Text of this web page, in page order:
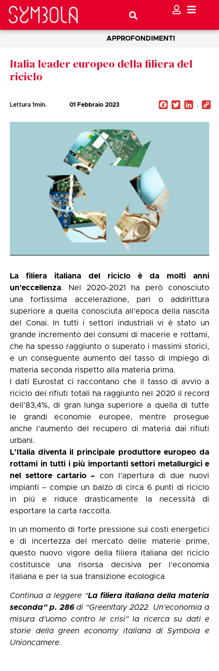
APPROFONDIMENTI
Italia leader europeo della filiera del
riciclo
Lettura 1min. 01 Febbraio 2023 Facebook
Twitter
La filiera italiana del riciclo è da molti anni
un'eccellenza. Nel 2020-2021 ha però conosciuto
una fortissima accelerazione, pari o addirittura
superiore a quella conosciuta all’epoca della nascita
del Conai. In tutti i settori industriali vi è stato un
grande incremento dei consumi di macerie e rottami,
che ha spesso raggiunto o superato i massimi storici,
e un conseguente aumento del tasso di impiego di
materia seconda rispetto alla materia prima.
I dati Eurostat ci raccontano che il tasso di avvio a
riciclo dei rifiuti totali ha raggiunto nel 2020 il record
dell’83,4%, di gran lunga superiore a quella di tutte
le grandi economie europee, mentre prosegue
anche l’aumento del recupero di materia dai rifiuti
urbani.
L’Italia diventa il principale produttore europeo da
rottami in tutti i più importanti settori metallurgici e
nel settore cartario – con l’apertura di due nuovi
impianti – compie un balzo di circa 6 punti di riciclo
in più e riduce drasticamente la necessità di
esportare la carta raccolta.
In un momento di forte pressione sui costi energetici
e di incertezza del mercato delle materie prime,
questo nuovo vigore della filiera italiana del riciclo
costituisce una risorsa decisiva per l’economia
italiana e per la sua transizione ecologica
Continua a leggere “La filiera italiana della materia
seconda” p. 286 di “GreenItaly 2022. Un’economia a
misura d’uomo contro le crisi”la ricerca su dati e
storie della green economy italiana di Symbola e
Unioncamere.